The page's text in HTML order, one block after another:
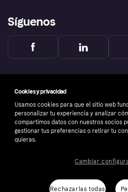
Síguenos
Número de empresa: 556737-0431
Cookies y privacidad
Usamos cookies para que el sitio web
personalizar tu experiencia y analizar
compartimos datos con nuestros socios
gestionar tus preferencias o retirar tu
quieras.
Rechazarlas todas
Cambiar